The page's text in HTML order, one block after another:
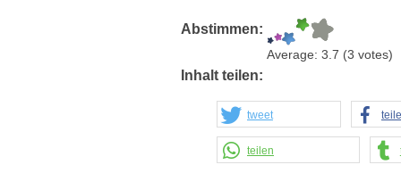
Abstimmen:
Average: 3.7 (3 votes)
Inhalt teilen:
tweet
teilen